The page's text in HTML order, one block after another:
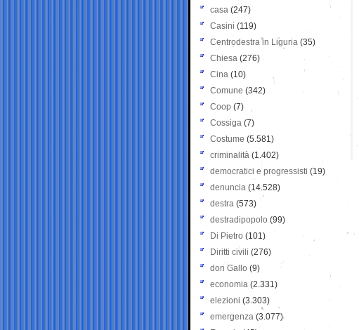
casa (247)
Casini (119)
Centrodestra in Liguria (35)
Chiesa (276)
Cina (10)
Comune (342)
Coop (7)
Cossiga (7)
Costume (5.581)
criminalità (1.402)
democratici e progressisti (19)
denuncia (14.528)
destra (573)
destradipopolo (99)
Di Pietro (101)
Diritti civili (276)
don Gallo (9)
economia (2.331)
elezioni (3.303)
emergenza (3.077)